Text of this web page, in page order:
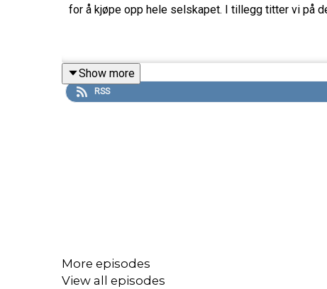
for å kjøpe opp hele selskapet. I tillegg titter vi på
Show more
RSS
More episodes
View all episodes